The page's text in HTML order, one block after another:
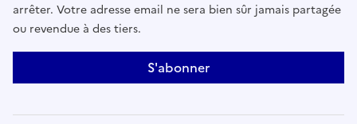
arrêter. Votre adresse email ne sera bien sûr jamais partagée
ou revendue à des tiers.
S'abonner